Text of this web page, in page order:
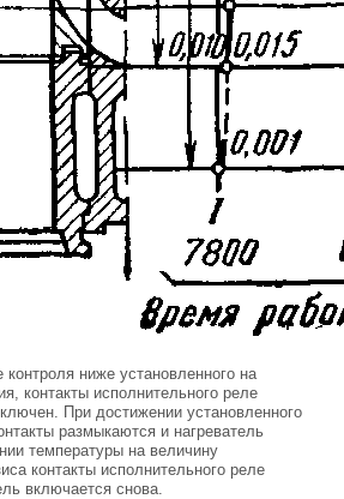
ниже установленного на
контакты исполнительного реле
При достижении установленного
размыкаются и нагреватель
температуры на величину
контакты исполнительного реле
включается снова.